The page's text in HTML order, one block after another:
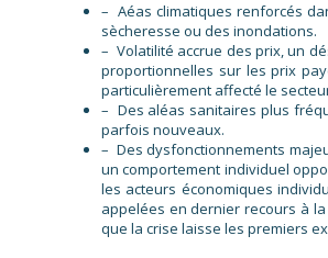
– Aéas climatiques renforcés
sècheresse ou des inondations.
– Volatilité accrue des prix, un
proportionnelles sur les prix
particulièrement affecté le
– Des aléas sanitaires plus
parfois nouveaux.
– Des dysfonctionnements
un comportement individuel
les acteurs économiques
appelées en dernier recours à
que la crise laisse les premiers